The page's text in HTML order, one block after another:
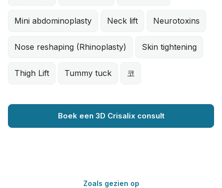
Mini abdominoplasty Neck lift Neurotoxins
Nose reshaping (Rhinoplasty) Skin tightening
Thigh Lift Tummy tuck 코
Boek een 3D Crisalix consult
Zoals gezien op